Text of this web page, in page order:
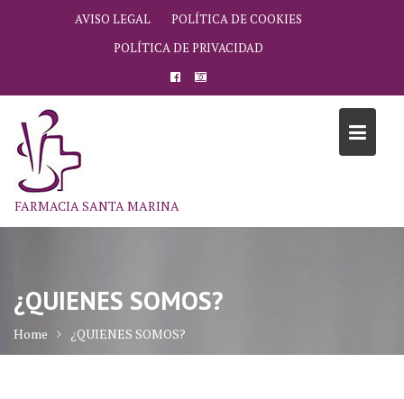
AVISO LEGAL
POLÍTICA DE COOKIES
POLÍTICA DE PRIVACIDAD
FARMACIA SANTA MARINA
¿QUIENES SOMOS?
Home ¿QUIENES SOMOS?